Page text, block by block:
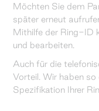
Möchten Sie dem
später erneut
Mithilfe der Ring-ID
und bearbeiten.
Auch für die
Vorteil. Wir haben so
Spezifikation Ihrer